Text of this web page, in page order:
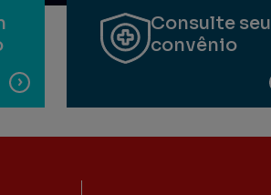
Consulte seu
convênio